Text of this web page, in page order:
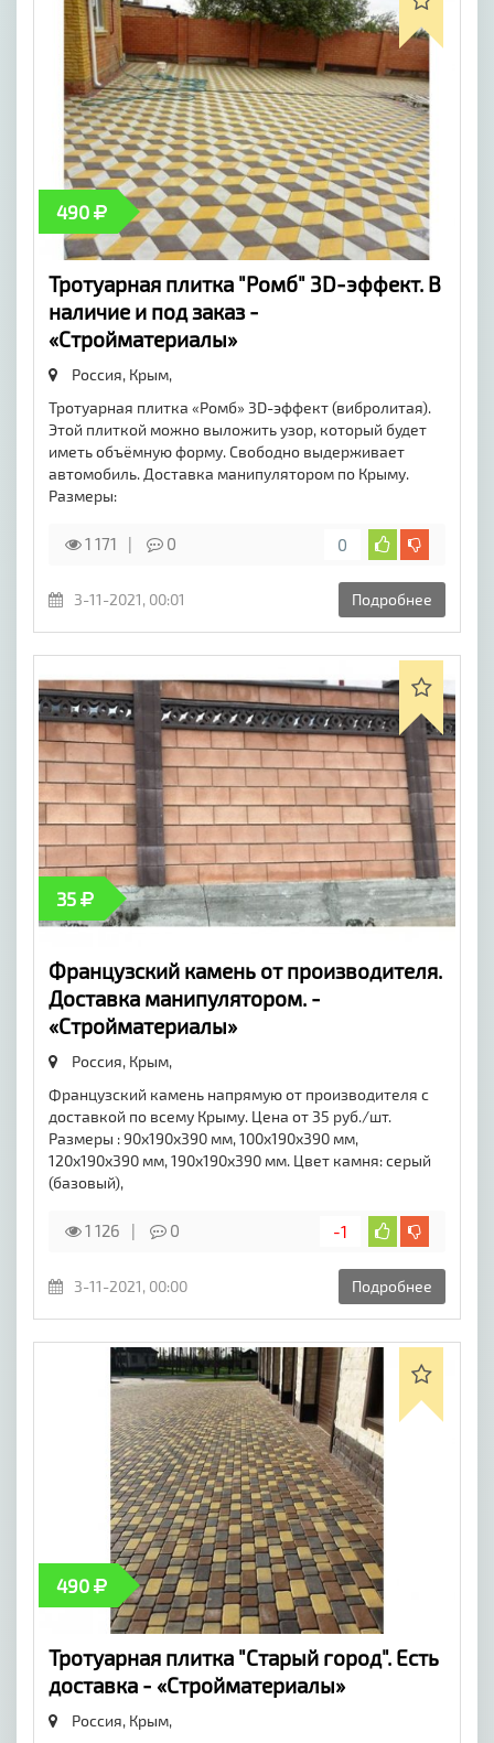
490
Тротуарная плитка "Ромб" 3D-эффект. В
наличие и под заказ -
«Стройматериалы»
Россия, Крым,
Тротуарная плитка «Ромб» 3D-эффект (вибролитая).
Этой плиткой можно выложить узор, который будет
иметь объёмную форму. Свободно выдерживает
автомобиль. Доставка манипулятором по Крыму.
Размеры:
1 171 0 0
3-11-2021, 00:01 Подробнее
35
Французский камень от производителя.
Доставка манипулятором. -
«Стройматериалы»
Россия, Крым,
Французский камень напрямую от производителя с
доставкой по всему Крыму. Цена от 35 руб./шт.
Размеры : 90х190х390 мм, 100х190х390 мм,
120х190х390 мм, 190х190х390 мм. Цвет камня: серый
(базовый),
1 126 0 -1
3-11-2021, 00:00 Подробнее
490
Тротуарная плитка "Старый город". Есть
доставка - «Стройматериалы»
Россия, Крым,